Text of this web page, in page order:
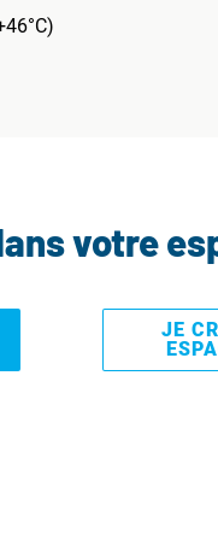
votre
JE